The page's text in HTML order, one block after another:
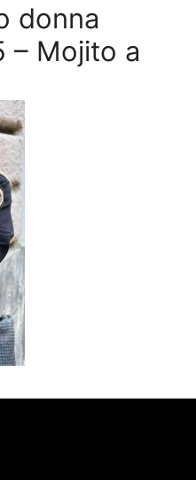
donna
– Mojito a